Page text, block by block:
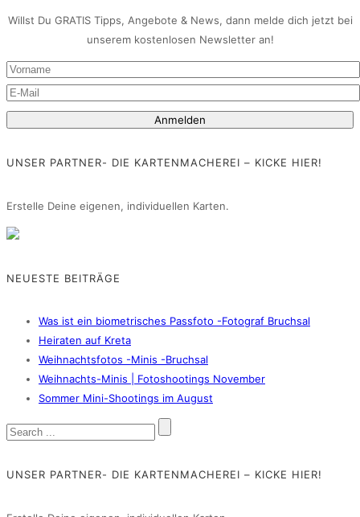
Willst Du GRATIS Tipps, Angebote & News, dann melde dich jetzt bei
unserem kostenlosen Newsletter an!
UNSER PARTNER- DIE KARTENMACHEREI – KICKE HIER!
Erstelle Deine eigenen, individuellen Karten.
NEUESTE BEITRÄGE
Was ist ein biometrisches Passfoto -Fotograf Bruchsal
Heiraten auf Kreta
Weihnachtsfotos -Minis -Bruchsal
Weihnachts-Minis | Fotoshootings November
Sommer Mini-Shootings im August
UNSER PARTNER- DIE KARTENMACHEREI – KICKE HIER!